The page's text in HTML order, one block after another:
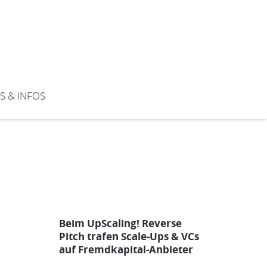
& INFOS
Beim UpScaling! Reverse
Pitch trafen Scale-Ups & VCs
auf Fremdkapital-Anbieter